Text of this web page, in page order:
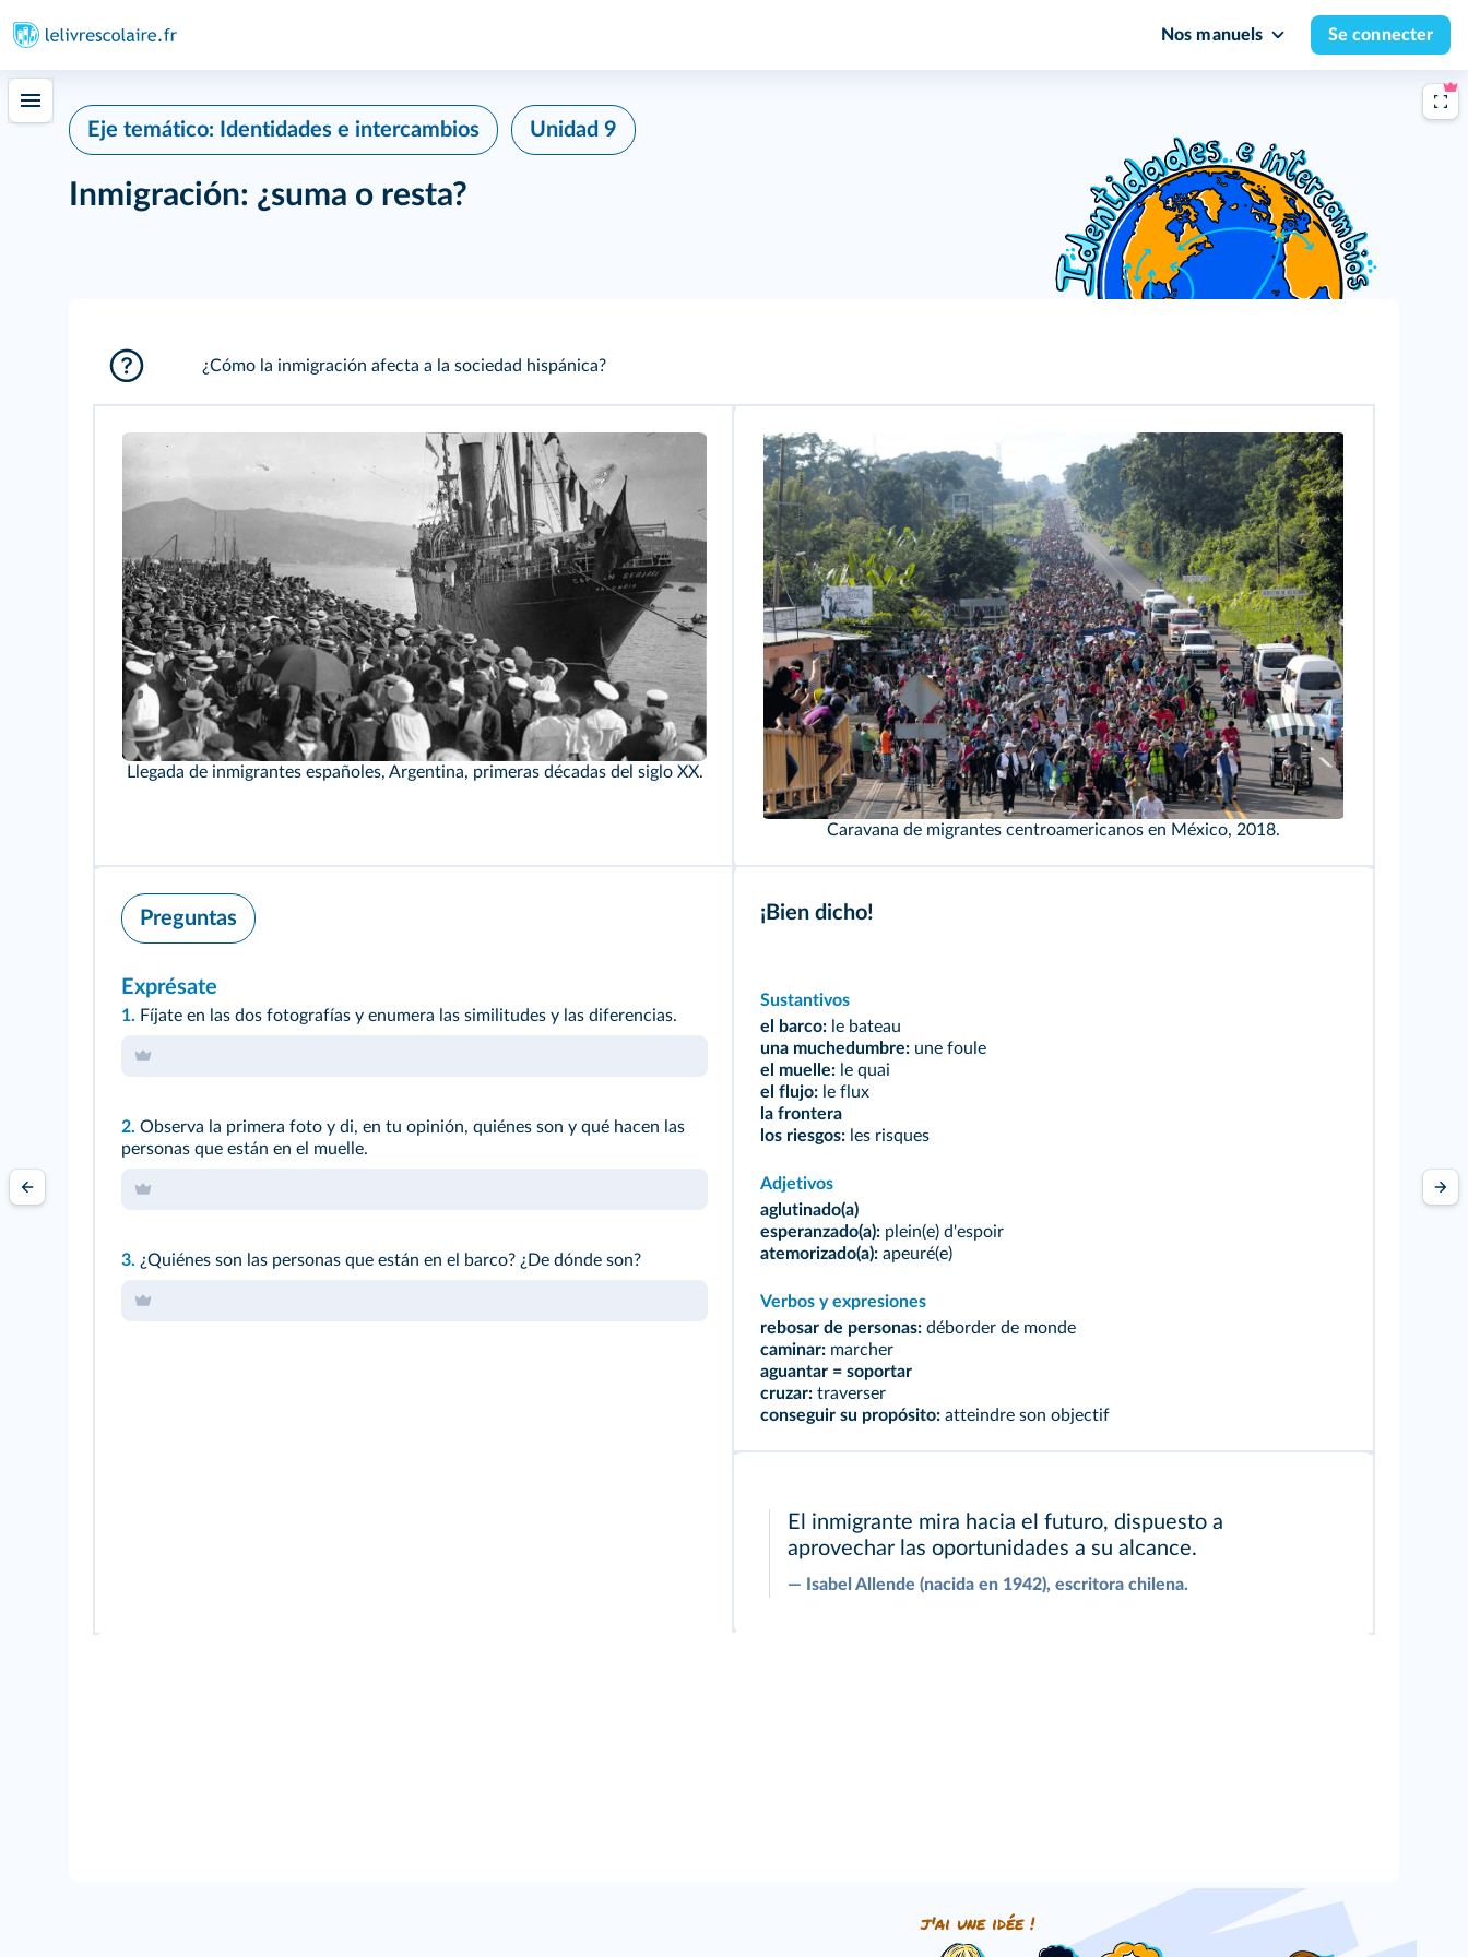
Nos manuels Se connecter
Eje temático: Identidades e intercambios Unidad 9
Inmigración: ¿suma o resta?
¿Cómo la inmigración afecta a la sociedad hispánica?
Llegada de inmigrantes españoles, Argentina, primeras décadas del siglo XX.
Caravana de migrantes centroamericanos en México, 2018.
Preguntas
Exprésate
1. Fíjate en las dos fotografías y enumera las similitudes y las diferencias.
2. Observa la primera foto y di, en tu opinión, quiénes son y qué hacen las
personas que están en el muelle.
3. ¿Quiénes son las personas que están en el barco? ¿De dónde son?
¡Bien dicho!
Sustantivos
el barco: le bateau
una muchedumbre: une foule
el muelle: le quai
el flujo: le flux
la frontera
los riesgos: les risques
Adjetivos
aglutinado(a)
esperanzado(a): plein(e) d'espoir
atemorizado(a): apeuré(e)
Verbos y expresiones
rebosar de personas: déborder de monde
caminar: marcher
aguantar = soportar
cruzar: traverser
conseguir su propósito: atteindre son objectif
El inmigrante mira hacia el futuro, dispuesto a
aprovechar las oportunidades a su alcance.
― Isabel Allende (nacida en 1942), escritora chilena.
j'ai une idée !